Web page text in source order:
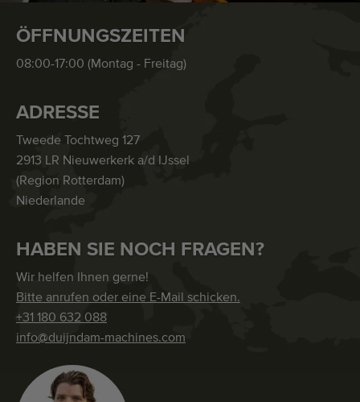
ÖFFNUNGSZEITEN
08:00-17:00 (Montag - Freitag)
ADRESSE
Tweede Tochtweg 127
2913 LR Nieuwerkerk a/d IJssel
(Region Rotterdam)
Niederlande
HABEN SIE NOCH FRAGEN?
Wir helfen Ihnen gerne!
Bitte anrufen oder eine E-Mail schicken.
+31 180 632 088
info@duijndam-machines.com